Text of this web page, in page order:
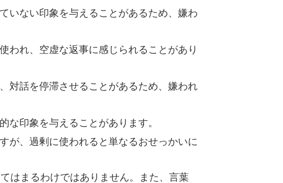
いない印象を与えることがあるため、嫌わ
われ、空虚な返事に感じられることがあり
対話を停滞させることがあるため、嫌われ
な印象を与えることがあります。
が、過剰に使われると単なるおせっかいに
はまるわけではありません。また、言葉